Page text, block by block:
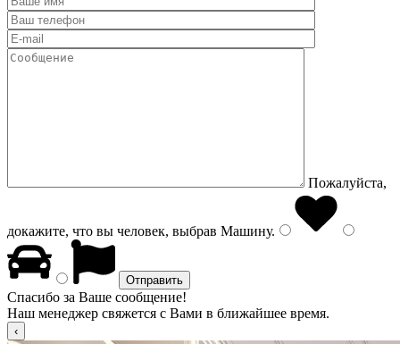
Пожалуйста,
докажите, что вы человек, выбрав Машину.
Спасибо за Ваше сообщение!
Наш менеджер свяжется с Вами в ближайшее время.